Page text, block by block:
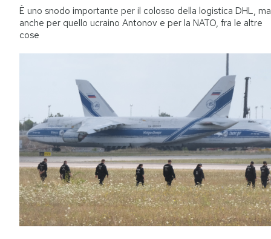
È uno snodo importante per il colosso della logistica DHL, ma
anche per quello ucraino Antonov e per la NATO, fra le altre
cose